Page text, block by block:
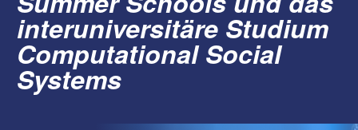
interuniversitäre Studium
Computational Social
Systems